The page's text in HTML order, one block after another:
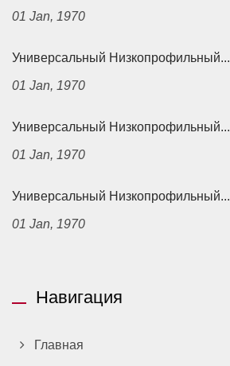
01 Jan, 1970
Универсальный Низкопрофильный...
01 Jan, 1970
Универсальный Низкопрофильный...
01 Jan, 1970
Универсальный Низкопрофильный...
01 Jan, 1970
Навигация
Главная